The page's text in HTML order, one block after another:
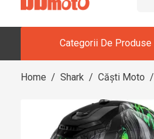
Categorii De Produse
Home / Shark / Căști Moto /